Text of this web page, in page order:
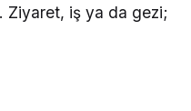
Ziyaret, iş ya da gezi;